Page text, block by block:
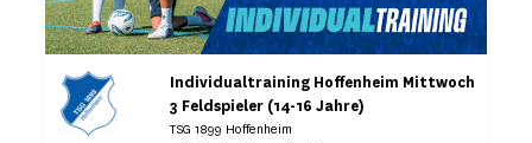
Individualtraining Hoffenheim Mittwoch
3 Feldspieler (14-16 Jahre)
TSG 1899 Hoffenheim